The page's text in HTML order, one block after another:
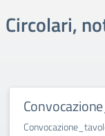
Circolari,